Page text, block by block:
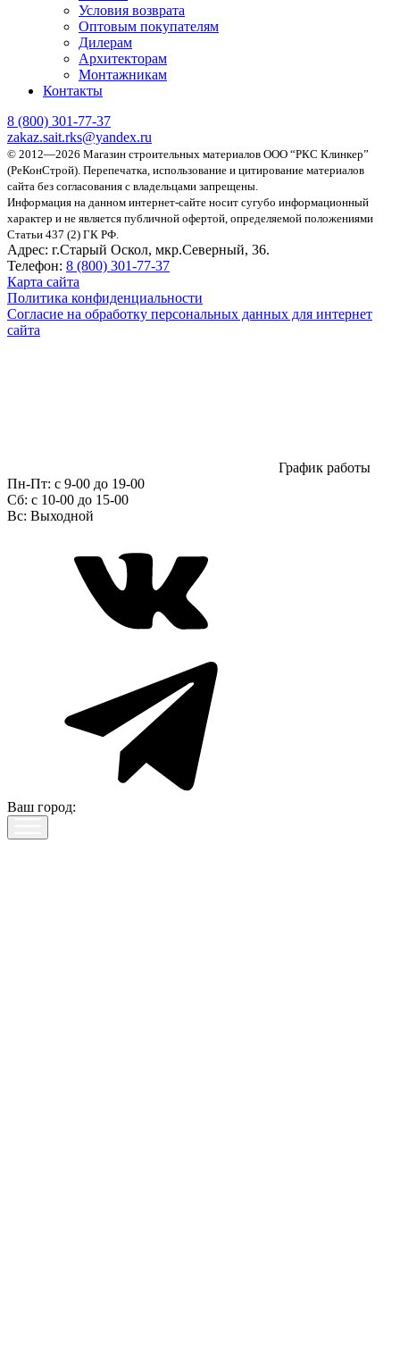
Условия возврата
Оптовым покупателям
Дилерам
Архитекторам
Монтажникам
Контакты
8 (800) 301-77-37
zakaz.sait.rks@yandex.ru
© 2012—2026 Магазин строительных материалов ООО “РКС Клинкер”
(РеКонСтрой). Перепечатка, использование и цитирование материалов
сайта без согласования с владельцами запрещены.
Информация на данном интернет-сайте носит сугубо информационный
характер и не является публичной офертой, определяемой положениями
Статьи 437 (2) ГК РФ.
Адрес: г.Старый Оскол, мкр.Северный, 36.
Телефон: 8 (800) 301-77-37
Карта сайта
Политика конфиденциальности
Согласие на обработку персональных данных для интернет
сайта
График работы
Пн-Пт: с 9-00 до 19-00
Сб: c 10-00 до 15-00
Вс: Выходной
Ваш город: